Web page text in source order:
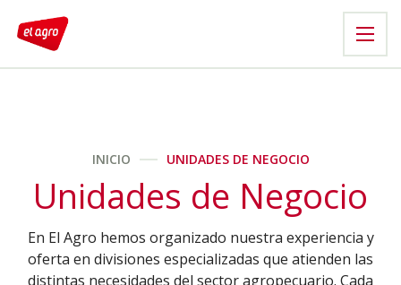
INICIO UNIDADES DE NEGOCIO
Unidades de Negocio
En El Agro hemos organizado nuestra experiencia y
oferta en divisiones especializadas que atienden las
distintas necesidades del sector agropecuario. Cada